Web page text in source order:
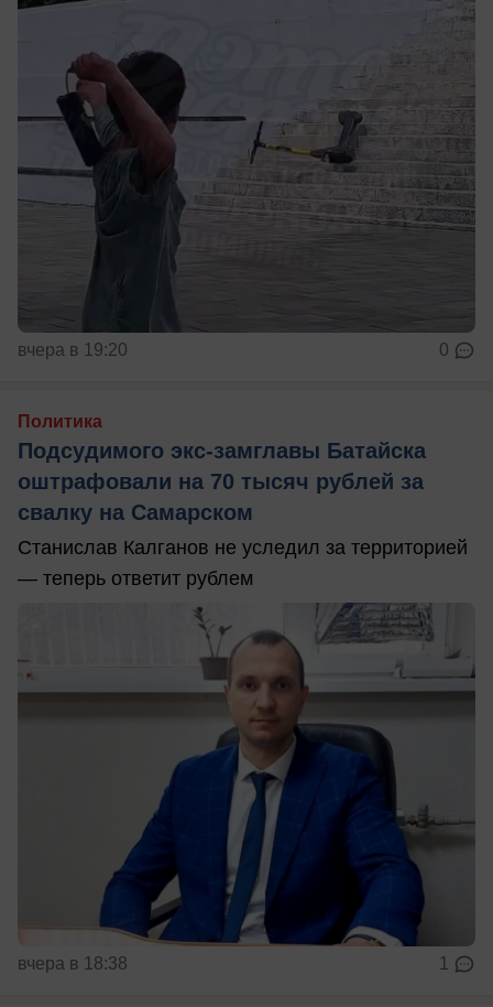
вчера в 19:20 0
Политика
Подсудимого экс-замглавы Батайска
оштрафовали на 70 тысяч рублей за
свалку на Самарском
Станислав Калганов не уследил за территорией
— теперь ответит рублем
вчера в 18:38 1